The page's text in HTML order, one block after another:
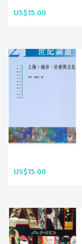
US$15.00
US$15.00